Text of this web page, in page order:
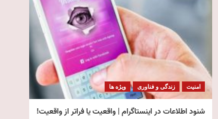
امنیت زندگی و فناوری ویژه ها
شنود اطلاعات در اینستاگرام | واقعیت یا فراتر از واقعیت!